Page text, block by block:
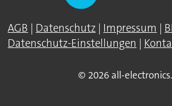
AGB | Datenschutz | Impressum |
Datenschutz-Einstellungen |
© 2026 all-